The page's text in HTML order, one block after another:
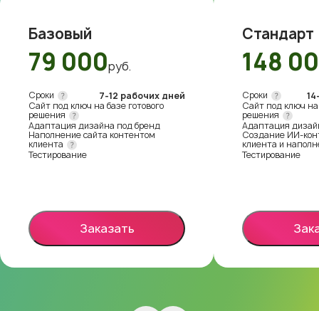
Базовый
79 000руб.
Сроки
7-12 рабочих дней
Сайт под ключ на базе готового
решения
Адаптация дизайна под бренд
Наполнение сайта контентом
клиента
Тестирование
Заказать
Стандарт
148
Сроки
Сайт под ключ на
решения
Адаптация
Создание ИИ-
клиента и
Тестирование